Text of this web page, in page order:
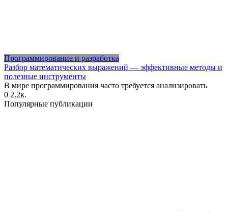
Программирование и разработка
Разбор математических выражений — эффективные методы и
полезные инструменты
В мире программирования часто требуется анализировать
0 2.2к.
Популярные публикации